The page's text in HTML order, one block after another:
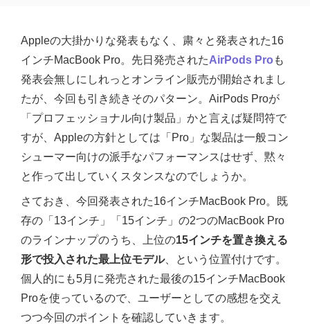
Appleの大掛かりな発表もなく、粛々と発表された16
インチMacBook Pro。先日発売されたAirPods Pro も
発表会無しにしれっとオンライン販売が開始されまし
たが、今回も引き続きそのパターン。AirPods Proが
「プロフェッショナル向け製品」かと言えば疑問符で
すが、Appleの方針としては「Pro」な製品は一般コン
シューマー向けの派手なパフォーマンスはせず、黙々
と作って出していくスタンスなのでしょうか。
さておき、今回発表された16インチMacBook Pro。既
存の「13インチ」「15インチ」の2つのMacBook Pro
のラインナップのうち、上位の15インチを置き換える
形で投入された最上位モデル、という位置付けです。
個人的にも5月に発売された最後の15インチMacBook
Proを使っているので、ユーザーとしての感想を交え
つつ今回のポイントを確認していきます。